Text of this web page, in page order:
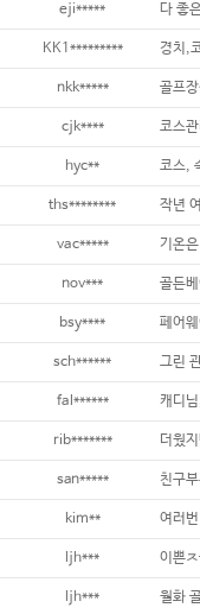
eji*****
KK1********* 경치,
nkk***** 골프
cjk****
hyc** 코스,
ths********
vac*****
nov*** 골든
bsy****
sch******
fal******
rib*******
san*****
kim**
ljh***
ljh***